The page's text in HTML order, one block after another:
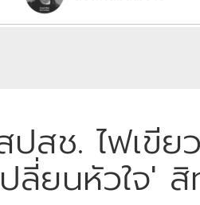
สช. ไฟเขีย
ลี่ยนหัวใจ'